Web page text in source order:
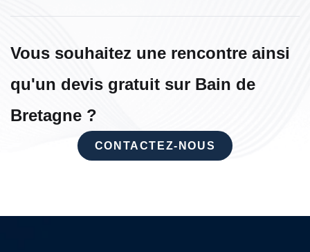
Vous souhaitez une rencontre ainsi
qu'un devis gratuit sur Bain de
Bretagne ?
CONTACTEZ-NOUS